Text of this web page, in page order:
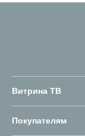
Витрина ТВ
Покупателям